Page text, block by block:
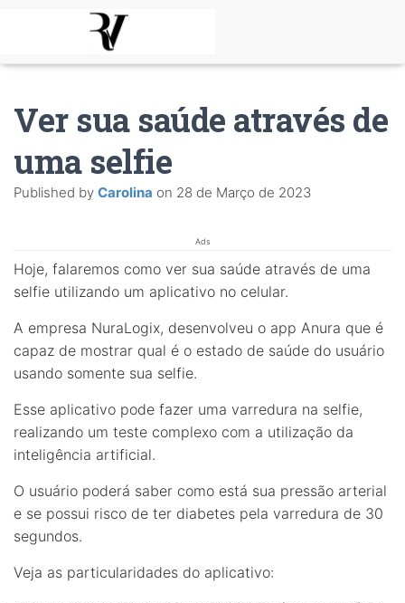
Ver sua saúde através de
uma selfie
Published by Carolina on 28 de Março de 2023
Ads
Hoje, falaremos como ver sua saúde através de uma
selfie utilizando um aplicativo no celular.
A empresa NuraLogix, desenvolveu o app Anura que é
capaz de mostrar qual é o estado de saúde do usuário
usando somente sua selfie.
Esse aplicativo pode fazer uma varredura na selfie,
realizando um teste complexo com a utilização da
inteligência artificial.
O usuário poderá saber como está sua pressão arterial
e se possui risco de ter diabetes pela varredura de 30
segundos.
Veja as particularidades do aplicativo: